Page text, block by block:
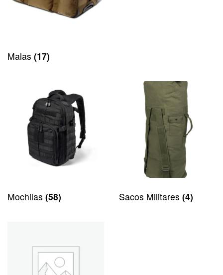
Malas (17)
Mochilas (58) Sacos Militares (4)